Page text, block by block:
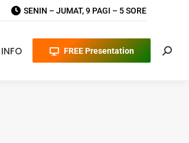
SENIN – JUMAT, 9 PAGI – 5 SORE
INFO FREE Presentation